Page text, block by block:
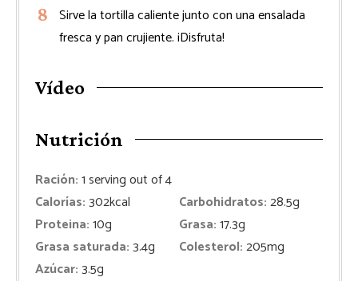
Sirve la tortilla caliente junto con una ensalada
fresca y pan crujiente. ¡Disfruta!
Vídeo
Nutrición
Ración:1serving out of 4
Calorías:302kcal Carbohidratos:28.5g
Proteina:10g Grasa:17.3g
Grasa saturada:3.4g Colesterol:205mg
Azúcar:3.5g